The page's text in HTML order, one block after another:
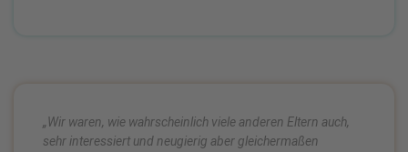
„Wir waren, wie wahrscheinlich viele anderen Eltern auch,
sehr interessiert und neugierig aber gleichermaßen